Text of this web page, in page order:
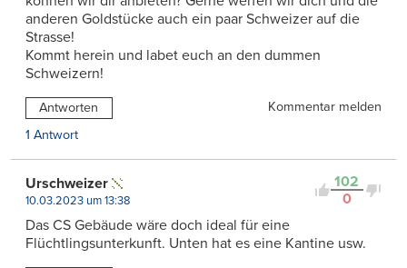
anderen Goldstücke auch ein paar Schweizer auf die
Strasse!
Kommt herein und labet euch an den dummen
Schweizern!
Antworten
Kommentar melden
1 Antwort
102
0
Urschweizer
10.03.2023 um 13:38
Das CS Gebäude wäre doch ideal für eine
Flüchtlingsunterkunft. Unten hat es eine Kantine usw.